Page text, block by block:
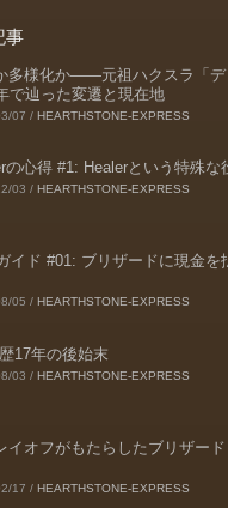
事
多様化か――元祖ハクスラ「デ
で辿った変遷と現在地
07 / HEARTHSTONE-EXPRESS
の心得 #1: Healerという特殊な
03 / HEARTHSTONE-EXPRESS
イド #01: ブリザードに現金を
05 / HEARTHSTONE-EXPRESS
17年の後始末
03 / HEARTHSTONE-EXPRESS
イオフがもたらしたブリザー
17 / HEARTHSTONE-EXPRESS